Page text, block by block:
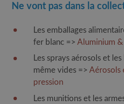
Ne vont pas dans la
Les emballages
fer blanc =>Aluminium
Les sprays aérosols et
même vides =>Aérosols
pression
Les munitions et les